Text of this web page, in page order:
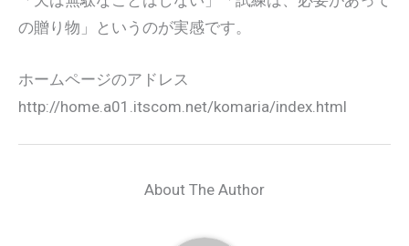
の贈り物」というのが実感です。
ホームページのアドレス
http://home.a01.itscom.net/komaria/index.html
About The Author